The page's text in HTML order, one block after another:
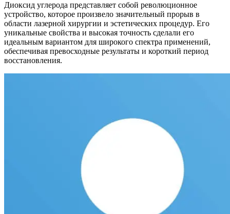
Диоксид углерода представляет собой революционное
устройство, которое произвело значительный прорыв в
области лазерной хирургии и эстетических процедур. Его
уникальные свойства и высокая точность сделали его
идеальным вариантом для широкого спектра применений,
обеспечивая превосходные результаты и короткий период
восстановления.